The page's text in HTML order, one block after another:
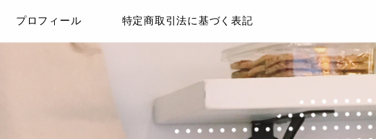
プロフィール 特定商取引法に基づく表記